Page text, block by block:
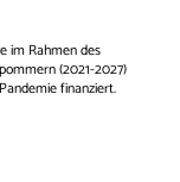
im Rahmen des
(2021-2027)
finanziert.